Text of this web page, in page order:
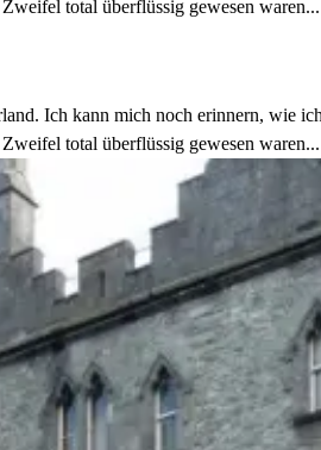
total überflüssig gewesen waren...
Ich kann mich noch erinnern, wie
total überflüssig gewesen waren...